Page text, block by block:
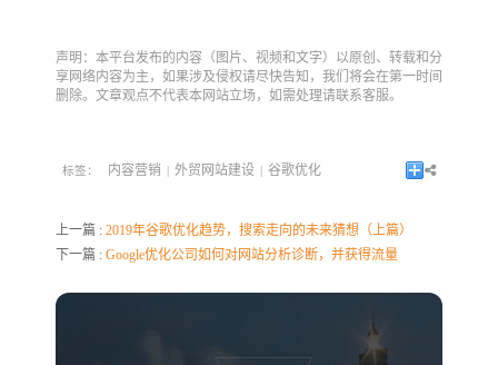
声明：本平台发布的内容（图片、视频和文字）以原创、转载和分
享网络内容为主，如果涉及侵权请尽快告知，我们将会在第一时间
删除。文章观点不代表本网站立场，如需处理请联系客服。
标签： 内容营销 外贸网站建设 谷歌优化
上一篇 : 2019年谷歌优化趋势，搜索走向的未来猜想（上篇）
下一篇 : Google优化公司如何对网站分析诊断，并获得流量